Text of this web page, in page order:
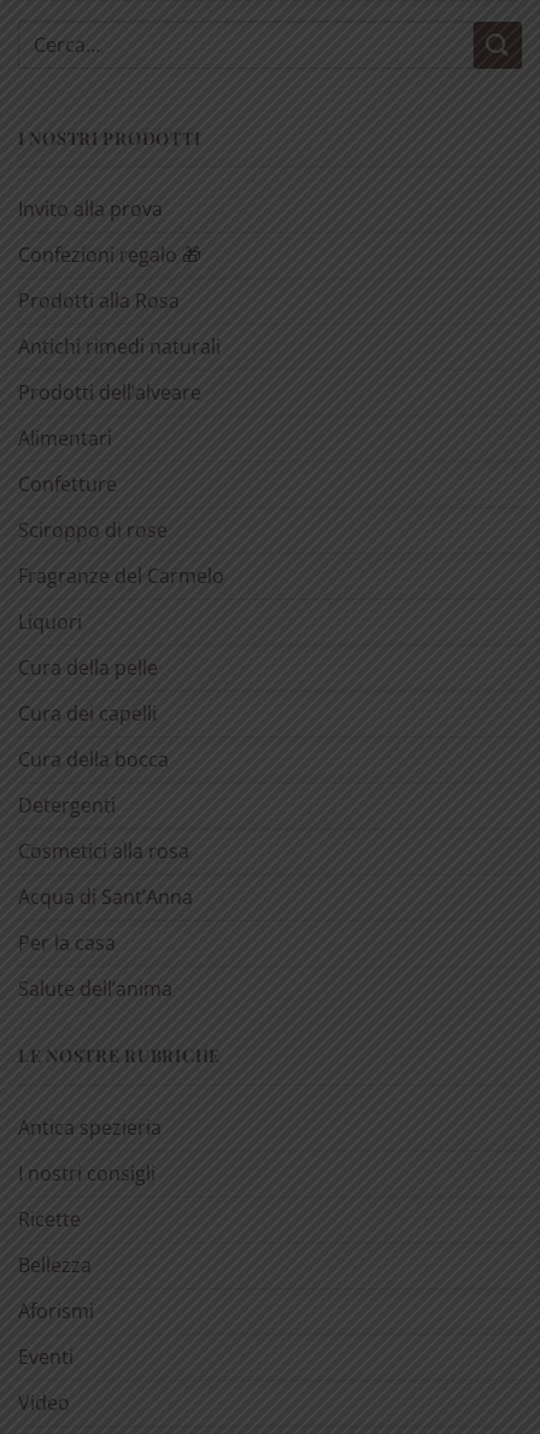
Cerca:
I NOSTRI PRODOTTI
Invito alla prova
Confezioni regalo 🎁
Prodotti alla Rosa
Antichi rimedi naturali
Prodotti dell’alveare
Alimentari
Confetture
Sciroppo di rose
Fragranze del Carmelo
Liquori
Cura della pelle
Cura dei capelli
Cura della bocca
Detergenti
Cosmetici alla rosa
Acqua di Sant’Anna
Per la casa
Salute dell’anima
LE NOSTRE RUBRICHE
Antica spezieria
I nostri consigli
Ricette
Bellezza
Aforismi
Eventi
Video